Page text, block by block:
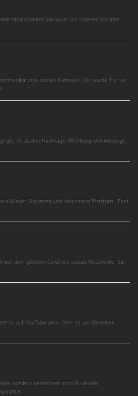
Möglichkeiten wie kaum ein anderes soziales
soziale Netzwerk. Oft wurde Twitter
gibt es zu den Hashtags #Werbung und #Anzeige.
Media Marketing und Messaging Plattform. Fast
auf dem gleichen Level wie soziale Netzwerke. Sie
ist auf YouTube aktiv. Geht es um die reinen
sondern bezeichnet sich als visuelle